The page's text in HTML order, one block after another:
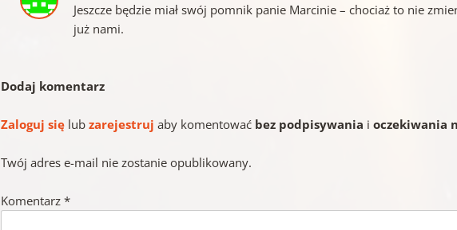
Jeszcze będzie miał swój pomnik panie Marcinie – chociaż to nie
już nami.
Dodaj komentarz
Zaloguj się lubzarejestruj aby komentować bez podpisywania ioczekiwania
Twój adres e-mail nie zostanie opublikowany.
Komentarz*